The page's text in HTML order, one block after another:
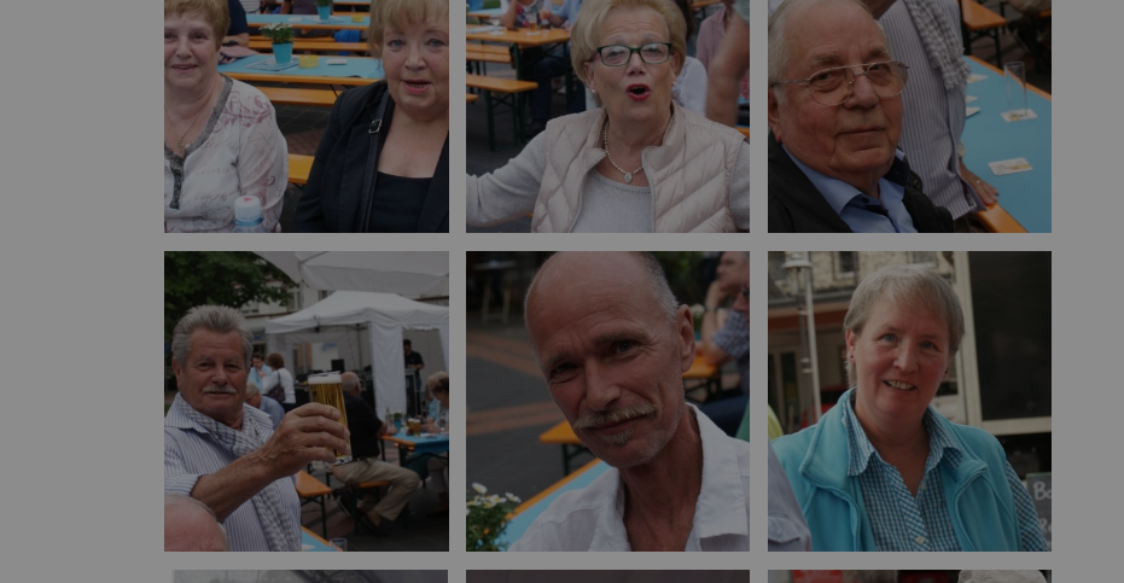
Bild vergrößern Bild vergrößern Bild vergrößern
Bild vergrößern Bild vergrößern Bild vergrößern